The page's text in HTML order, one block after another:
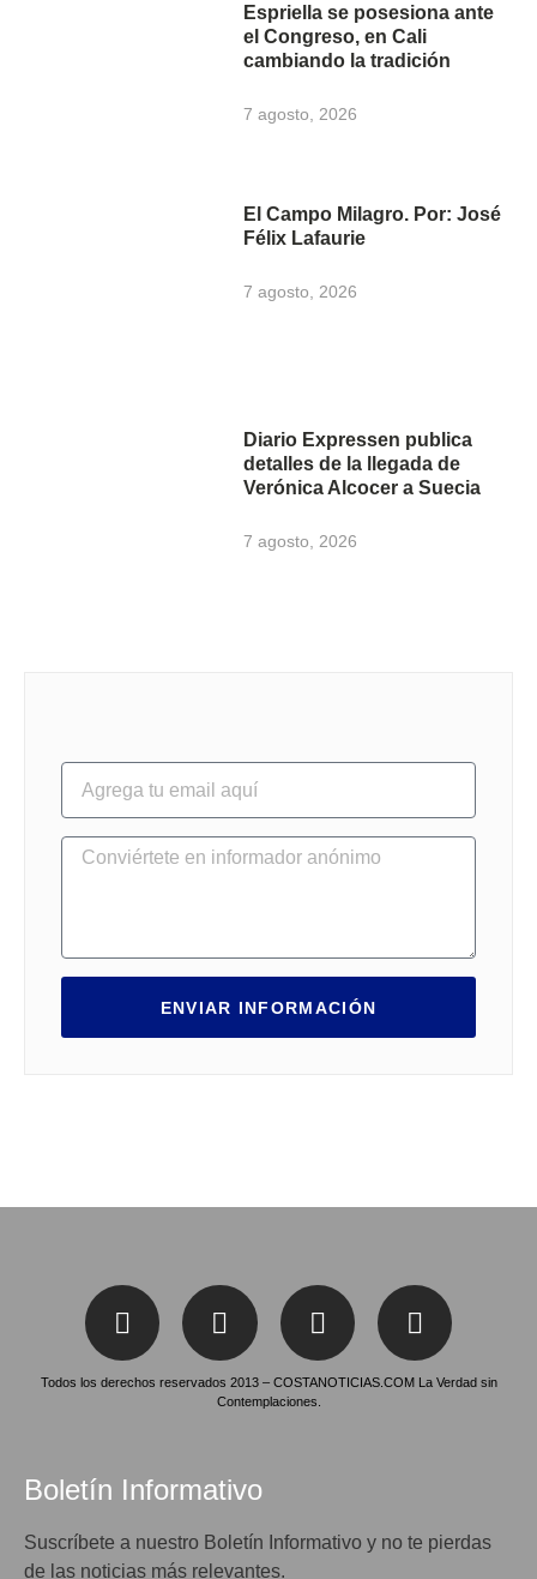
Espriella se posesiona ante
el Congreso, en Cali
cambiando la tradición
7 agosto, 2026
El Campo Milagro. Por: José
Félix Lafaurie
7 agosto, 2026
Diario Expressen publica
detalles de la llegada de
Verónica Alcocer a Suecia
7 agosto, 2026
ENVIAR INFORMACIÓN
Todos los derechos reservados 2013 – COSTANOTICIAS.COM La Verdad sin
Contemplaciones.
Boletín Informativo
Suscríbete a nuestro Boletín Informativo y no te pierdas
de las noticias más relevantes.